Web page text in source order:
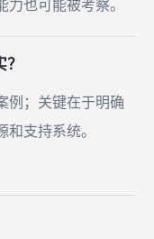
也可能被考察。
例；关键在于明确
和支持系统。